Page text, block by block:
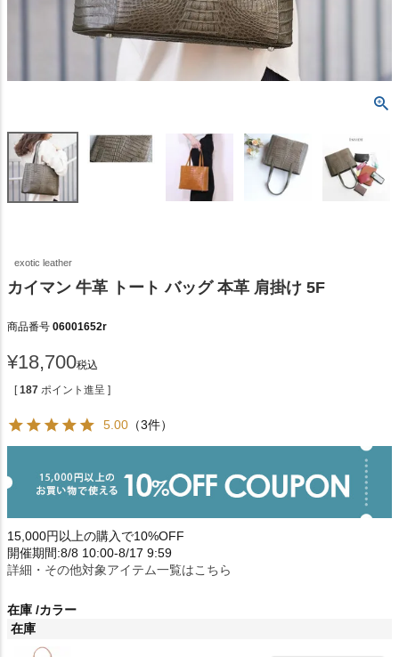
exotic leather
カイマン 牛革 トート バッグ 本革 肩掛け 5F
商品番号 06001652r
¥18,700税込
[ 187 ポイント進呈 ]
5.00 （3件）
15,000円以上の購入で10%OFF
開催期間:8/8 10:00-8/17 9:59
詳細・その他対象アイテム一覧はこちら
在庫 カラー
在庫